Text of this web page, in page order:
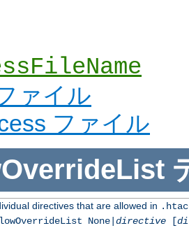
ァイル
ファイル
directives that are allowed in
None| directive[